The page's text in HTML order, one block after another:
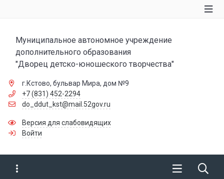
Муниципальное автономное учреждение
дополнительного образования
"Дворец детско-юношеского творчества"
г.Кстово, бульвар Мира, дом №9
+7 (831) 452-2294
do_ddut_kst@mail.52gov.ru
Версия для слабовидящих
Войти